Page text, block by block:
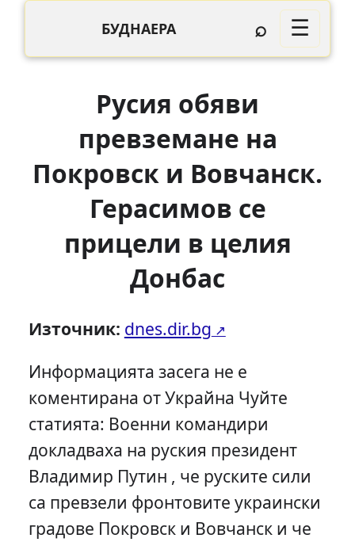
БУДНАЕРА ⌕ ☰
Русия обяви
превземане на
Покровск и Вовчанск.
Герасимов се
прицели в целия
Донбас
Източник: dnes.dir.bg
Информацията засега не е
коментирана от Украйна Чуйте
статията: Военни командири
докладваха на руския президент
Владимир Путин , че руските сили
са превзели фронтовите украински
градове Покровск и Вовчанск и че